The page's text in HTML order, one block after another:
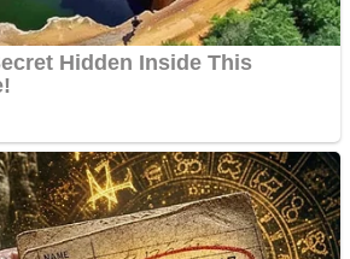
profesionala